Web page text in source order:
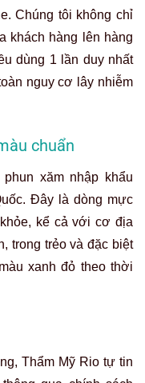
Chúng tôi không chỉ
khách hàng lên hàng
dùng 1 lần duy nhất
nguy cơ lây nhiễm
chuẩn
xăm nhập khẩu
Đây là dòng mực
kể cả với cơ địa
trong trẻo và đặc biệt
xanh đỏ theo thời
Thẩm Mỹ Rio tự tin